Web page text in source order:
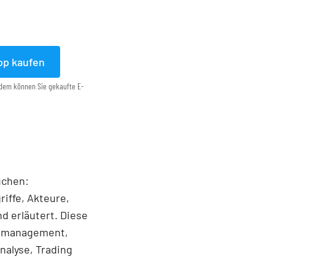
kaufen
können Sie gekaufte E-
Akteure,
erläutert. Diese
Trading